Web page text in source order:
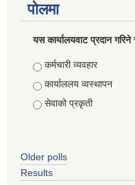
पोलमा
यस कार्यालयवाट प्रदान
Choices
कर्मचारी व्यवहार
कार्याललय व्वस्थापन
सेवाको प्रकृती
Older polls
Results